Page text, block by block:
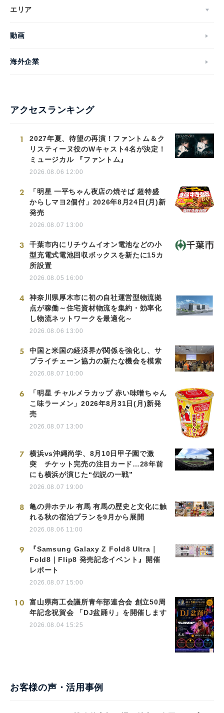
エリア
動画
海外企業
アクセスランキング
1
2027年夏、待望の再演！ファントム＆ク
リスティーヌ役のWキャスト4名が決定！
ミュージカル 『ファントム』
2026.08.06 12:00
2
「明星 一平ちゃん夜店の焼そば 超特盛
からしマヨ2個付」2026年8月24日(月)新
発売
2026.08.07 13:00
3
千葉市内にリチウムイオン電池などの小
型充電式電池回収ボックスを新たに15カ
所設置
2026.08.05 16:00
4
神奈川県厚木市に初の自社運営型物流拠
点が稼働～住宅資材物流を集約・効率化
し物流ネットワークを最適化～
2026.08.06 13:00
5
中国と米国の経済界が関係を強化し、サ
プライチェーン協力の新たな機会を模索
2026.08.07 10:00
6
「明星 チャルメラカップ 赤い味噌ちゃん
こ味ラーメン」2026年8月31日(月)新発
売
2026.08.07 13:00
7
横浜vs沖縄尚学、8月10日甲子園で激
突 チケット完売の注目カード…28年前
にも横浜が演じた“伝説の一戦”
2026.08.07 19:00
8
亀の井ホテル 有馬 有馬の歴史と文化に触
れる秋の宿泊プランを9月から展開
2026.08.06 11:00
9
『Samsung Galaxy Z Fold8 Ultra｜
Fold8｜Flip8 発売記念イベント』開催
レポート
2026.08.07 15:00
10
富山県商工会議所青年部連合会 創立50周
年記念祝賀会 「DJ盆踊り」を開催します
2026.08.04 15:25
お客様の声・活用事例